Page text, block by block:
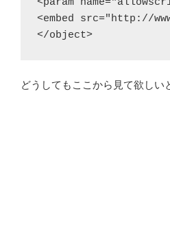
<param
<embed src="http://
どうしてもここから見て欲しい